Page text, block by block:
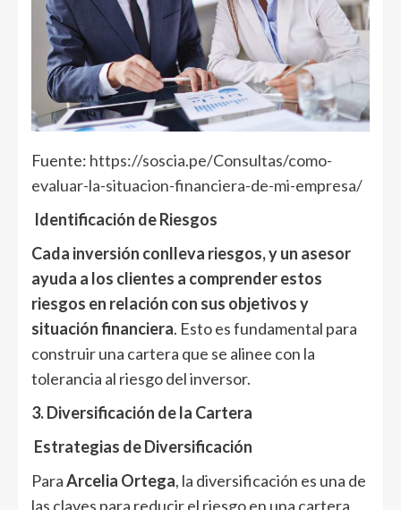
Fuente: https://soscia.pe/Consultas/como-
evaluar-la-situacion-financiera-de-mi-empresa/
Identificación de Riesgos
Cada inversión conlleva riesgos, y un asesor
ayuda a los clientes a comprender estos
riesgos en relación con sus objetivos y
situación financiera. Esto es fundamental para
construir una cartera que se alinee con la
tolerancia al riesgo del inversor.
3. Diversificación de la Cartera
Estrategias de Diversificación
ParaArcelia Ortega, la diversificación es una de
las claves para reducir el riesgo en una cartera